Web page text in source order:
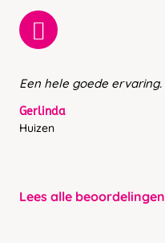
Een hele goede ervaring.
Gerlinda
Huizen
Lees alle beoordelingen